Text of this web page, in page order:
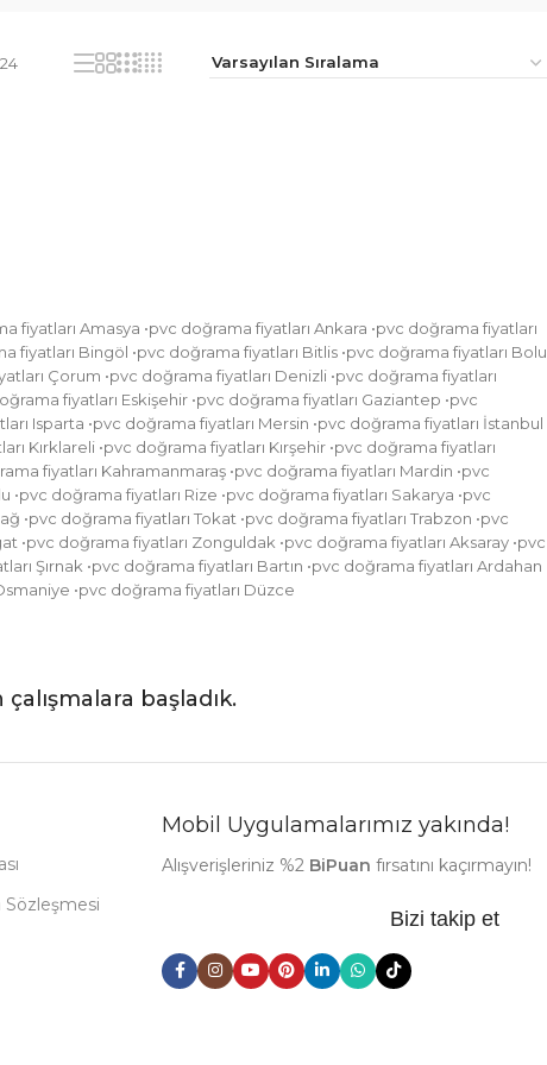
24
fiyatları Amasya •pvc doğrama fiyatları Ankara •pvc doğrama fiyatları
fiyatları Bingöl •pvc doğrama fiyatları Bitlis •pvc doğrama fiyatları Bolu
Çorum •pvc doğrama fiyatları Denizli •pvc doğrama fiyatları
fiyatları Eskişehir •pvc doğrama fiyatları Gaziantep •pvc
Isparta •pvc doğrama fiyatları Mersin •pvc doğrama fiyatları İstanbul
Kırklareli •pvc doğrama fiyatları Kırşehir •pvc doğrama fiyatları
fiyatları Kahramanmaraş •pvc doğrama fiyatları Mardin •pvc
doğrama fiyatları Rize •pvc doğrama fiyatları Sakarya •pvc
•pvc doğrama fiyatları Tokat •pvc doğrama fiyatları Trabzon •pvc
•pvc doğrama fiyatları Zonguldak •pvc doğrama fiyatları Aksaray •pvc
Şırnak •pvc doğrama fiyatları Bartın •pvc doğrama fiyatları Ardahan
•pvc doğrama fiyatları Düzce
başladık.
Sözleşmesi
Mobil Uygulamalarımız yakında!
Alışverişleriniz %2 BiPuan fırsatını kaçırmayın!
Bizi takip et